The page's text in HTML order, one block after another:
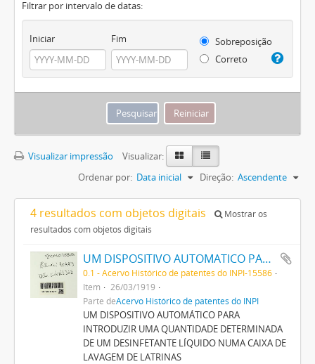
Filtrar por intervalo de datas:
Iniciar Fim
Sobreposição
Correto
Visualizar impressão
Visualizar:
Ordenar por: Data inicial Direção: Ascendente
4 resultados com objetos digitais
Mostrar os
resultados com objetos digitais
UM DISPOSITIVO AUTOMATICO PARA INTRODUZIR UMA QUANTIDADE DETERMINADA DE UM DESINFECTANTE LIQUIDO NUMA CAIXA DE LAVAGEM DE LATRINAS
0.1 - Acervo Histórico de patentes do INPI-15586
Item
26/03/1919
Parte deAcervo Histórico de patentes do INPI
UM DISPOSITIVO AUTOMÁTICO PARA
INTRODUZIR UMA QUANTIDADE DETERMINADA
DE UM DESINFETANTE LÍQUIDO NUMA CAIXA DE
LAVAGEM DE LATRINAS